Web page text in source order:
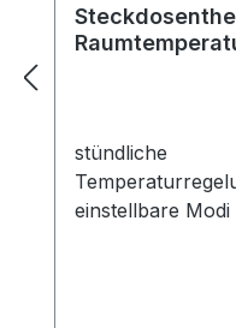
stündliche
einstellbare